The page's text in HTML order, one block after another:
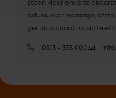
staan klaar om je te
advies over montage,
gerust contact op via
0513 - 335 000